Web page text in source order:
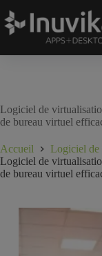
Logiciel de
de bureau virtuel
Accueil
Logiciel
Logiciel de
de bureau virtuel